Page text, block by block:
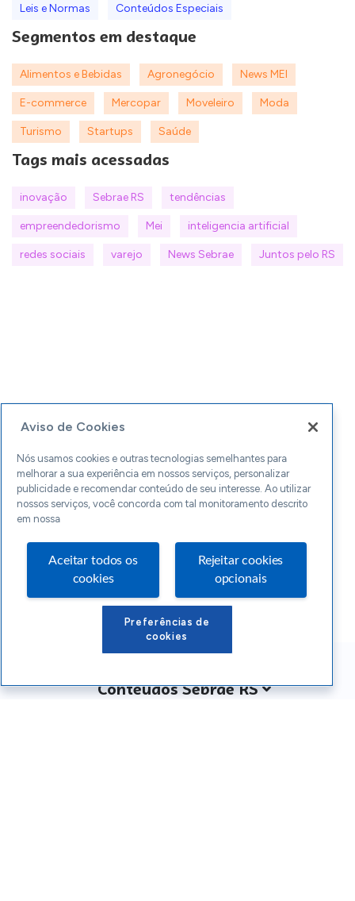
Leis e Normas Conteúdos Especiais
Segmentos em destaque
Alimentos e Bebidas Agronegócio News MEI
E-commerce Mercopar Moveleiro Moda
Turismo Startups Saúde
Tags mais acessadas
inovação Sebrae RS tendências
empreendedorismo Mei inteligencia artificial
redes sociais varejo News Sebrae Juntos pelo RS
Conteúdos Sebrae RS
Aviso de Cookies
Nós usamos cookies e outras tecnologias semelhantes para
melhorar a sua experiência em nossos serviços, personalizar
publicidade e recomendar conteúdo de seu interesse. Ao utilizar
nossos serviços, você concorda com tal monitoramento descrito
em nossa
Aceitar todos os
cookies
Rejeitar cookies
opcionais
Preferências de
cookies